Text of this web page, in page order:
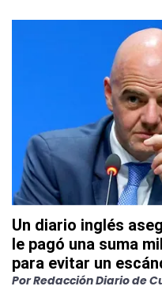
Un diario inglés
le pagó una suma
para evitar un
PorRedacción Diario de